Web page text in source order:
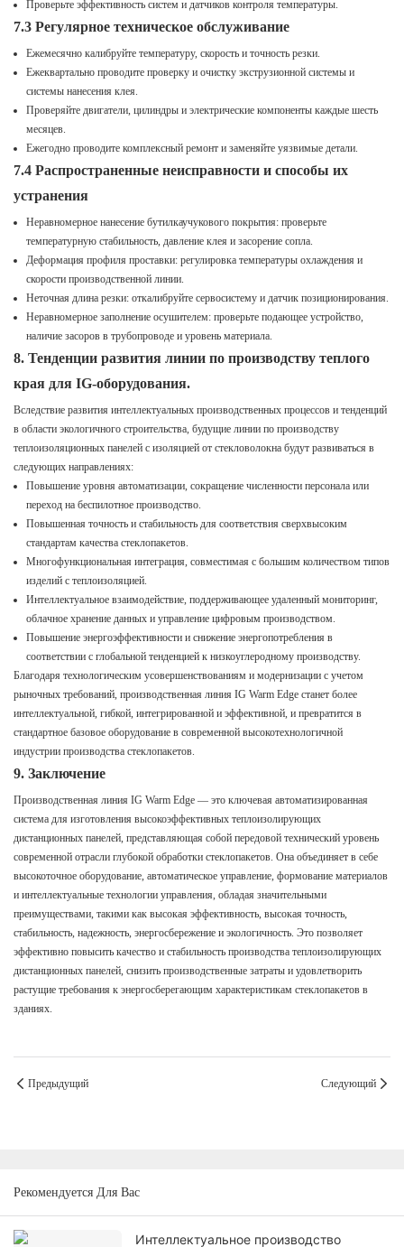
Проверьте эффективность систем и датчиков контроля температуры.
7.3 Регулярное техническое обслуживание
Ежемесячно калибруйте температуру, скорость и точность резки.
Ежеквартально проводите проверку и очистку экструзионной системы и
системы нанесения клея.
Проверяйте двигатели, цилиндры и электрические компоненты каждые шесть
месяцев.
Ежегодно проводите комплексный ремонт и заменяйте уязвимые детали.
7.4 Распространенные неисправности и способы их
устранения
Неравномерное нанесение бутилкаучукового покрытия: проверьте
температурную стабильность, давление клея и засорение сопла.
Деформация профиля проставки: регулировка температуры охлаждения и
скорости производственной линии.
Неточная длина резки: откалибруйте сервосистему и датчик позиционирования.
Неравномерное заполнение осушителем: проверьте подающее устройство,
наличие засоров в трубопроводе и уровень материала.
8. Тенденции развития линии по производству теплого
края для IG-оборудования.
Вследствие развития интеллектуальных производственных процессов и тенденций
в области экологичного строительства, будущие линии по производству
теплоизоляционных панелей с изоляцией от стекловолокна будут развиваться в
следующих направлениях:
Повышение уровня автоматизации, сокращение численности персонала или
переход на беспилотное производство.
Повышенная точность и стабильность для соответствия сверхвысоким
стандартам качества стеклопакетов.
Многофункциональная интеграция, совместимая с большим количеством типов
изделий с теплоизоляцией.
Интеллектуальное взаимодействие, поддерживающее удаленный мониторинг,
облачное хранение данных и управление цифровым производством.
Повышение энергоэффективности и снижение энергопотребления в
соответствии с глобальной тенденцией к низкоуглеродному производству.
Благодаря технологическим усовершенствованиям и модернизации с учетом
рыночных требований, производственная линия IG Warm Edge станет более
интеллектуальной, гибкой, интегрированной и эффективной, и превратится в
стандартное базовое оборудование в современной высокотехнологичной
индустрии производства стеклопакетов.
9. Заключение
Производственная линия IG Warm Edge — это ключевая автоматизированная
система для изготовления высокоэффективных теплоизолирующих
дистанционных панелей, представляющая собой передовой технический уровень
современной отрасли глубокой обработки стеклопакетов. Она объединяет в себе
высокоточное оборудование, автоматическое управление, формование материалов
и интеллектуальные технологии управления, обладая значительными
преимуществами, такими как высокая эффективность, высокая точность,
стабильность, надежность, энергосбережение и экологичность. Это позволяет
эффективно повысить качество и стабильность производства теплоизолирующих
дистанционных панелей, снизить производственные затраты и удовлетворить
растущие требования к энергосберегающим характеристикам стеклопакетов в
зданиях.
Предыдущий Следующий
Рекомендуется Для Вас
Интеллектуальное производство